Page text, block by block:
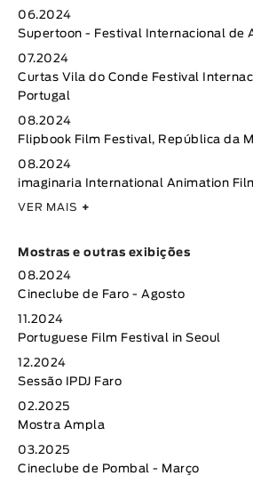
06.2024
Supertoon - Festival Internacional de
07.2024
Curtas Vila do Conde Festival
Portugal
08.2024
Flipbook Film Festival, República da
08.2024
imaginaria International Animation
VER MAIS +
Mostras e outras exibições
08.2024
Cineclube de Faro - Agosto
11.2024
Portuguese Film Festival in Seoul
12.2024
Sessão IPDJ Faro
02.2025
Mostra Ampla
03.2025
Cineclube de Pombal - Março